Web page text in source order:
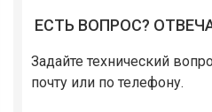
ЕСТЬ ВОПРОС?
Задайте технический
почту или по телефону.